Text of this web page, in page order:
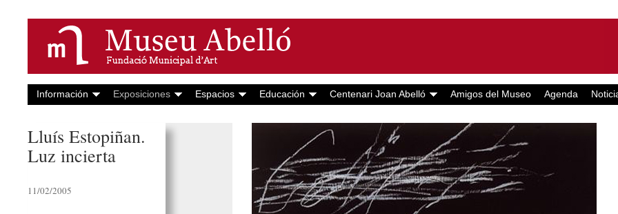
Información Exposiciones Espacios Educación Centenari Joan Abelló Amigos del Museo Agenda
Lluís Estopiñan.
Luz incierta
11/02/2005